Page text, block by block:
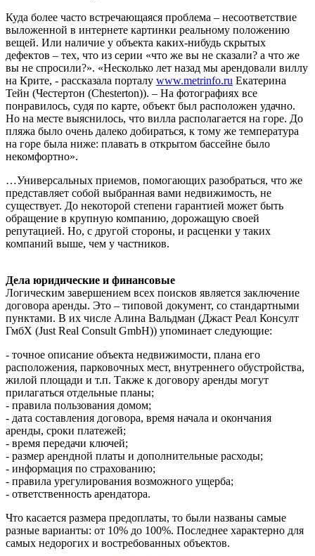
Куда более часто встречающаяся проблема – несоответствие
выложенной в интернете картинки реальному положению
вещей. Или наличие у объекта каких-нибудь скрытых
дефектов – тех, что из серии «что же вы не сказали? а что же
вы не спросили?». «Несколько лет назад мы арендовали виллу
на Крите, - рассказала порталу www.metrinfo.ru Екатерина
Тейн (Честертон (Chesterton)). – На фотографиях все
понравилось, судя по карте, объект был расположен удачно.
Но на месте выяснилось, что вилла располагается на горе. До
пляжа было очень далеко добираться, к тому же температура
на горе была ниже: плавать в открытом бассейне было
некомфортно».
…Универсальных приемов, помогающих разобраться, что же
представляет собой выбранная вами недвижимость, не
существует. До некоторой степени гарантией может быть
обращение в крупную компанию, дорожащую своей
репутацией. Но, с другой стороны, и расценки у таких
компаний выше, чем у частников.
Дела юридические и финансовые
Логическим завершением всех поисков является заключение
договора аренды. Это – типовой документ, со стандартными
пунктами. В их числе Алина Вальдман (Джаст Реал Консулт
ГмбХ (Just Real Consult GmbH)) упоминает следующие:
- точное описание объекта недвижимости, плана его
расположения, парковочных мест, внутреннего обустройства,
жилой площади и т.п. Также к договору аренды могут
прилагаться отдельные планы;
- правила пользования домом;
- дата составления договора, время начала и окончания
аренды, сроки платежей;
- время передачи ключей;
- размер арендной платы и дополнительные расходы;
- информация по страхованию;
- правила урегулирования возможного ущерба;
- ответственность арендатора.
Что касается размера предоплаты, то были названы самые
разные варианты: от 10% до 100%. Последнее характерно для
самых недорогих и востребованных объектов.